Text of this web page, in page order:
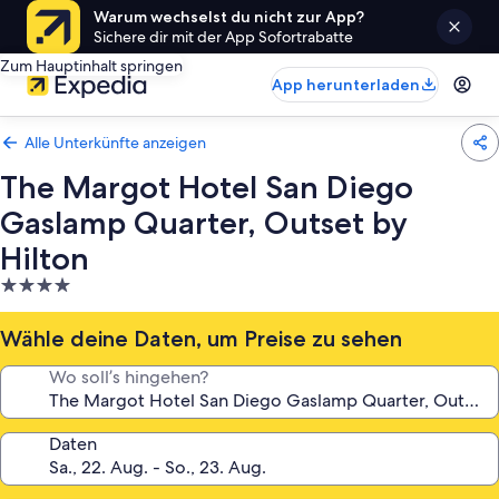
Warum wechselst du nicht zur App?
Sichere dir mit der App Sofortrabatte
Zum Hauptinhalt springen
App herunterladen
Alle Unterkünfte anzeigen
The Margot Hotel San Diego
Gaslamp Quarter, Outset by
Hilton
4.0-
Sterne-
Unterkunft
Wähle deine Daten, um Preise zu sehen
Wo soll’s hingehen?
Daten